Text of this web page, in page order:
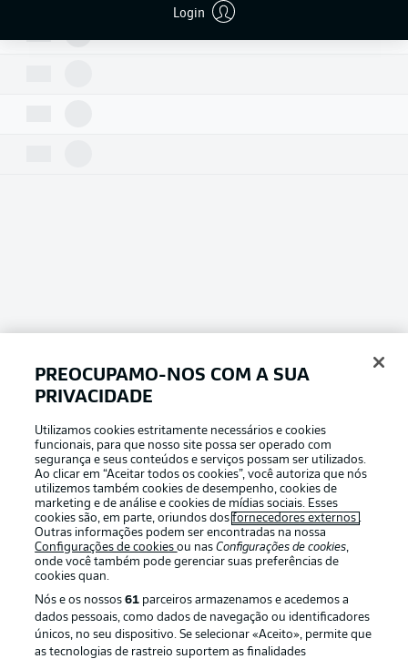
Login
Football as it’s meant to be
APLICATIVO DA BUNDESLIGA
PREOCUPAMO-NOS COM A SUA
PRIVACIDADE
Utilizamos cookies estritamente necessários e cookies
funcionais, para que nosso site possa ser operado com
segurança e seus conteúdos e serviços possam ser utilizados.
Ao clicar em “Aceitar todos os cookies”, você autoriza que nós
utilizemos também cookies de desempenho, cookies de
marketing e de análise e cookies de mídias sociais. Esses
cookies são, em parte, oriundos dosfornecedores externos .
Outras informações podem ser encontradas na nossa
Configurações de cookiesou nasConfigurações de cookies,
onde você também pode gerenciar suas preferências de
cookies quan.
Nós e os nossos61 parceiros armazenamos e acedemos a
dados pessoais, como dados de navegação ou identificadores
únicos, no seu dispositivo. Se selecionar «Aceito», permite que
as tecnologias de rastreio suportem as finalidades